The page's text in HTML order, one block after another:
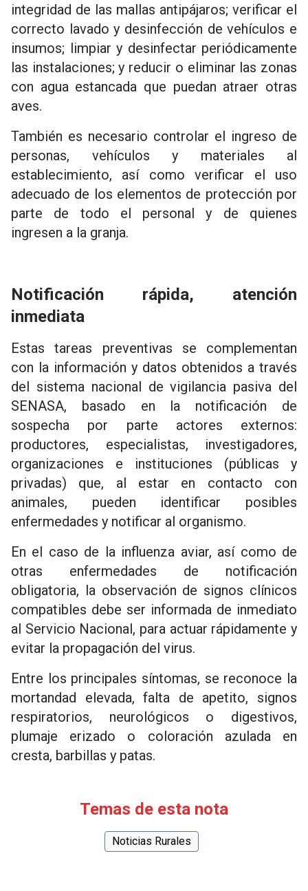
integridad de las mallas antipájaros; verificar el
correcto lavado y desinfección de vehículos e
insumos; limpiar y desinfectar periódicamente
las instalaciones; y reducir o eliminar las zonas
con agua estancada que puedan atraer otras
aves.
También es necesario controlar el ingreso de
personas, vehículos y materiales al
establecimiento, así como verificar el uso
adecuado de los elementos de protección por
parte de todo el personal y de quienes
ingresen a la granja.
Notificación rápida, atención
inmediata
Estas tareas preventivas se complementan
con la información y datos obtenidos a través
del sistema nacional de vigilancia pasiva del
SENASA, basado en la notificación de
sospecha por parte actores externos:
productores, especialistas, investigadores,
organizaciones e instituciones (públicas y
privadas) que, al estar en contacto con
animales, pueden identificar posibles
enfermedades y notificar al organismo.
En el caso de la influenza aviar, así como de
otras enfermedades de notificación
obligatoria, la observación de signos clínicos
compatibles debe ser informada de inmediato
al Servicio Nacional, para actuar rápidamente y
evitar la propagación del virus.
Entre los principales síntomas, se reconoce la
mortandad elevada, falta de apetito, signos
respiratorios, neurológicos o digestivos,
plumaje erizado o coloración azulada en
cresta, barbillas y patas.
Temas de esta nota
Noticias Rurales